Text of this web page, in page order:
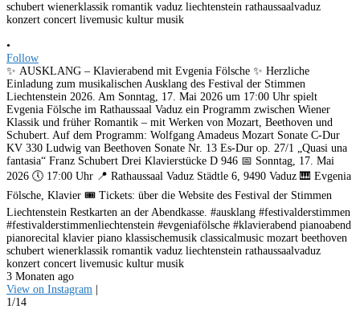
•
Follow
✨ AUSKLANG – Klavierabend mit Evgenia Fölsche ✨ Herzliche
Einladung zum musikalischen Ausklang des Festival der Stimmen
Liechtenstein 2026. Am Sonntag, 17. Mai 2026 um 17:00 Uhr spielt
Evgenia Fölsche im Rathaussaal Vaduz ein Programm zwischen Wiener
Klassik und früher Romantik – mit Werken von Mozart, Beethoven und
Schubert. Auf dem Programm: Wolfgang Amadeus Mozart Sonate C-Dur
KV 330 Ludwig van Beethoven Sonate Nr. 13 Es-Dur op. 27/1 „Quasi una
fantasia“ Franz Schubert Drei Klavierstücke D 946 📅 Sonntag, 17. Mai
2026 🕔 17:00 Uhr 📍 Rathaussaal Vaduz Städtle 6, 9490 Vaduz 🎹 Evgenia
Fölsche, Klavier 🎟️ Tickets: über die Website des Festival der Stimmen
Liechtenstein Restkarten an der Abendkasse. #ausklang #festivalderstimmen
#festivalderstimmenliechtenstein #evgeniafölsche #klavierabend pianoabend
pianorecital klavier piano klassischemusik classicalmusic mozart beethoven
schubert wienerklassik romantik vaduz liechtenstein rathaussaalvaduz
konzert concert livemusic kultur musik
3 Monaten ago
View on Instagram
1/14